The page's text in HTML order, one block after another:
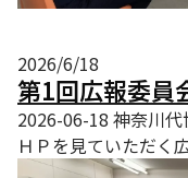
2026/6/18
第1回広報委員
2026-06-18 神奈川代
ＨＰを見ていただく